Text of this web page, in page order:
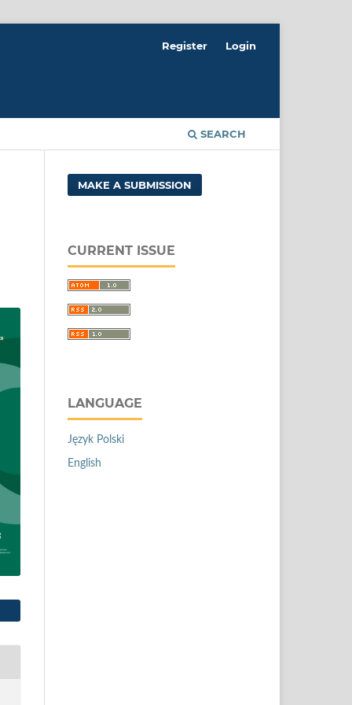
SEARCH
Register Login
MAKE A SUBMISSION
CURRENT ISSUE
LANGUAGE
Język Polski
English